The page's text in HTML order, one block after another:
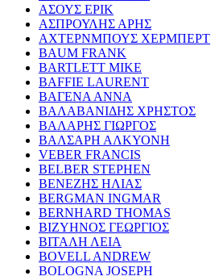
ΑΣΟΥΣ ΕΡΙΚ
ΑΣΠΡΟΥΛΗΣ ΑΡΗΣ
ΑΧΤΕΡΝΜΠΟΥΣ ΧΕΡΜΠΕΡΤ
BAUM FRANK
BARTLETT MIKE
BAFFIE LAURENT
ΒΑΓΕΝΑ ΑΝΝΑ
ΒΑΛΑΒΑΝΙΔΗΣ ΧΡΗΣΤΟΣ
ΒΑΛΑΡΗΣ ΓΙΩΡΓΟΣ
ΒΑΛΣΑΡΗ ΑΛΚΥΟΝΗ
VEBER FRANCIS
BELBER STEPHEN
ΒΕΝΕΖΗΣ ΗΛΙΑΣ
BERGMAN INGMAR
BERNHARD THOMAS
ΒΙΖΥΗΝΟΣ ΓΕΩΡΓΙΟΣ
ΒΙΤΑΛΗ ΛΕΙΑ
BOVELL ANDREW
BOLOGNA JOSEPH